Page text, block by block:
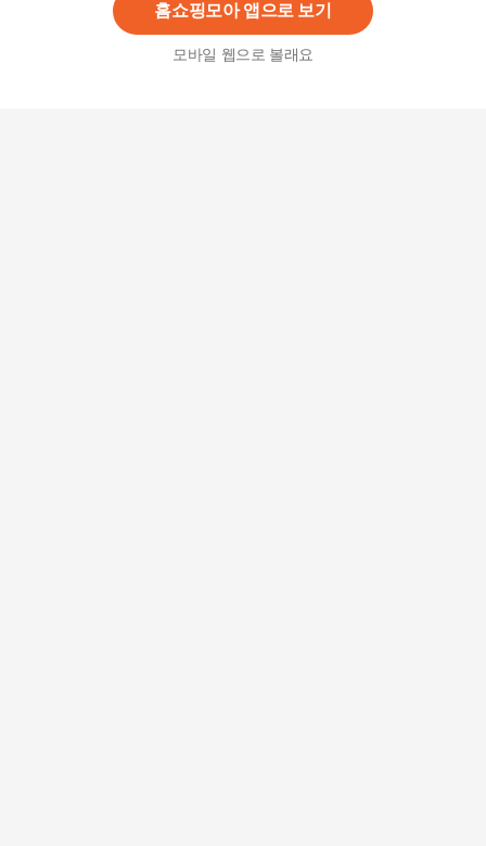
홈쇼핑모아 앱으로 보기
모바일 웹으로 볼래요